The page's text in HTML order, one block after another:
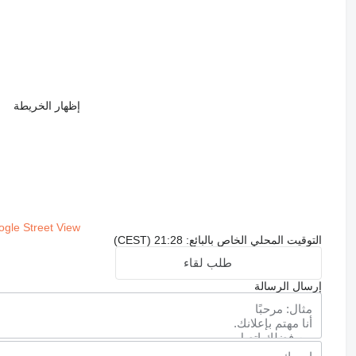
إظهار الخريطة
Street View
التوقيت المحلي الخاص بالبائع: 21:28 (CEST)
طلب لقاء
إرسال الرسالة